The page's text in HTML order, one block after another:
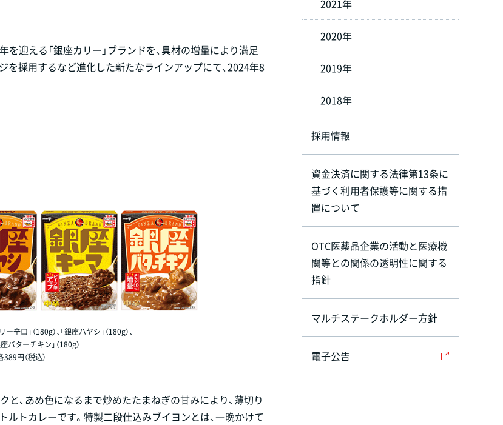
を迎える「銀座カリー」ブランドを、具材の増量により満足
採用するなど進化した新たなラインアップにて、2024年8
辛口」（180g）、「銀座ハヤシ」（180g）、
座バターチキン」（180g）
円（税込）
と、あめ色になるまで炒めたたまねぎの甘みにより、薄切り
トカレーです。特製二段仕込みブイヨンとは、一晩かけて
2021年
2020年
2019年
2018年
採用情報
資金決済に関する法律第13条に
基づく利用者保護等に関する措
置について
OTC医薬品企業の活動と医療機
関等との関係の透明性に関する
指針
マルチステークホルダー方針
電子公告